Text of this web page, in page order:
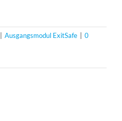
| Ausgangsmodul ExitSafe | 0